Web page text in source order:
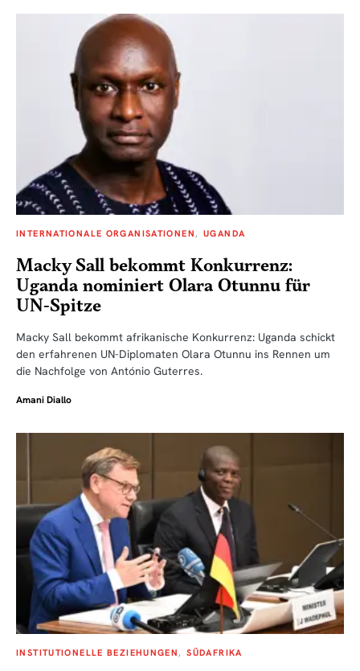
INTERNATIONALE ORGANISATIONEN UGANDA
Macky Sall bekommt Konkurrenz:
Uganda nominiert Olara Otunnu für
UN-Spitze
Macky Sall bekommt afrikanische Konkurrenz: Uganda schickt
den erfahrenen UN-Diplomaten Olara Otunnu ins Rennen um
die Nachfolge von António Guterres.
Amani Diallo
INSTITUTIONELLE BEZIEHUNGEN SÜDAFRIKA